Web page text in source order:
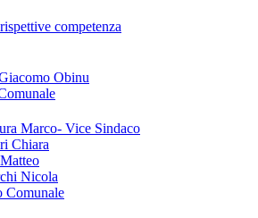
competenza
Obinu
Marco- Vice Sindaco
Chiara
Nicola
Comunale